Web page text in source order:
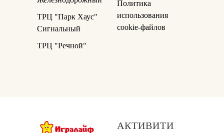
ТРЦ "Парк Хаус"
Сигнальный
ТРЦ "Речной"
Политика
использования
cookie-файлов
АКТИВИТИ